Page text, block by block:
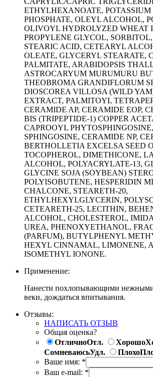
ETHYLHEXANOATE, POTASSIUM
PHOSPHATE, OLEYL ALCOHOL,
OLIVOYL HYDROLYZED WHEAT
PROPYLENE GLYCOL,
STEARIC ACID, CETEARYL
OLEATE, GLYCERYL STEARATE,
PALMITATE, ARABIDOPSIS
ASTROCARYUM MURUMURU
THEOBROMA GRANDIFLORUM
DIOSCOREA VILLOSA (WILD
EXTRACT, PALMITOYL
CERAMIDE AP, CERAMIDE EOP,
BIS (TRIPEPTIDE-1) COPPER
CAPROOYL
SPHINGOSINE, CERAMIDE NP,
BERTHOLLETIA EXCELSA SEED
TOCOPHEROL, DIMETHICONE,
ALCOHOL, POLYACRYLATE-13,
GLYCINE SOJA (SOYBEAN)
POLYISOBUTENE, HESPERIDIN
CHALCONE, STEARETH-20,
ETHYLHEXYLGLYCERIN,
CETEARETH-25, LECITHIN,
ALCOHOL, CHOLESTEROL,
UREA, PHENOXYETHANOL,
(PARFUM), BUTYLPHENYL
HEXYL CINNAMAL, LIMONENE,
ISOMETHYL IONONE.
Применение:
Нанести похлопывающими
веки, дождаться впитывания.
Отзывы:
НАПИСАТЬ ОТЗЫВ
Общая оценка?
ОтличноОтл. Хорошо
СомневаюсьУдл. Плохо
Ваше имя: *
Ваш e-mail: *